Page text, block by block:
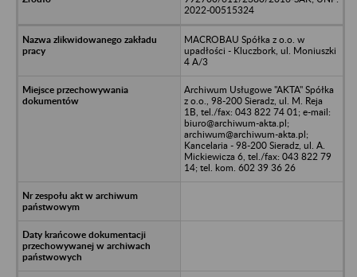
2022-00515324
MACROBAU Spółka z o.o. w
upadłości - Kluczbork, ul. Moniuszki
4 A/3
Archiwum Usługowe "AKTA" Spółka
z o.o., 98-200 Sieradz, ul. M. Reja
1B, tel./fax: 043 822 74 01; e-mail:
biuro@archiwum-akta.pl;
archiwum@archiwum-akta.pl;
Kancelaria - 98-200 Sieradz, ul. A.
Mickiewicza 6, tel./fax: 043 822 79
14; tel. kom. 602 39 36 26